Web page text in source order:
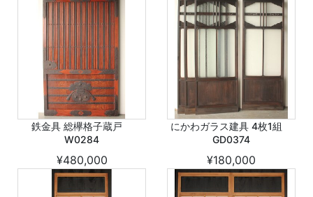
鉄金具 総欅格子蔵戸
W0284
¥480,000
にかわガラス建具 4枚1組
GD0374
¥180,000